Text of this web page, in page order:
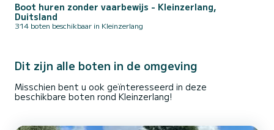
Boot huren zonder vaarbewijs - Kleinzerlang,
Duitsland
314 boten beschikbaar in Kleinzerlang
Dit zijn alle boten in de omgeving
Misschien bent u ook geïnteresseerd in deze
beschikbare boten rond Kleinzerlang!